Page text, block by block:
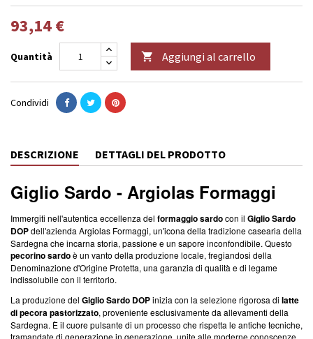
93,14 €
Quantità  Aggiungi al carrello
Condividi
DESCRIZIONE DETTAGLI DEL PRODOTTO
Giglio Sardo - Argiolas Formaggi
Immergiti nell'autentica eccellenza del formaggio sardocon il Giglio Sardo
DOPdell'azienda Argiolas Formaggi, un'icona della tradizione casearia della
Sardegna che incarna storia, passione e un sapore inconfondibile. Questo
pecorino sardoè un vanto della produzione locale, fregiandosi della
Denominazione d'Origine Protetta, una garanzia di qualità e di legame
indissolubile con il territorio.
La produzione del Giglio Sardo DOPinizia con la selezione rigorosa di latte
di pecora pastorizzato, proveniente esclusivamente da allevamenti della
Sardegna. È il cuore pulsante di un processo che rispetta le antiche tecniche,
tramandate di generazione in generazione, unite alle moderne conoscenze